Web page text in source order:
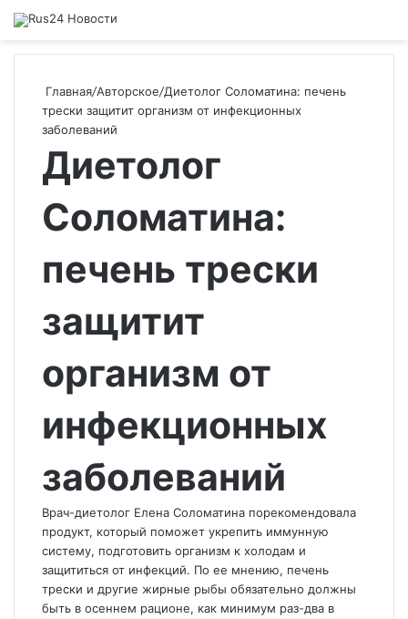
Главная/Авторское/Диетолог Соломатина: печень
трески защитит организм от инфекционных
заболеваний
Диетолог
Соломатина:
печень трески
защитит
организм от
инфекционных
заболеваний
Врач-диетолог Елена Соломатина порекомендовала
продукт, который поможет укрепить иммунную
систему, подготовить организм к холодам и
защититься от инфекций. По ее мнению, печень
трески и другие жирные рыбы обязательно должны
быть в осеннем рационе, как минимум раз-два в